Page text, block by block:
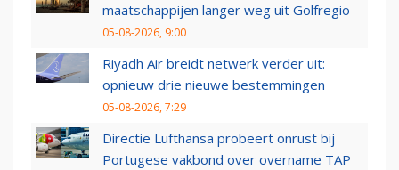
maatschappijen langer weg uit Golfregio
05-08-2026, 9:00
Riyadh Air breidt netwerk verder uit:
opnieuw drie nieuwe bestemmingen
05-08-2026, 7:29
Directie Lufthansa probeert onrust bij
Portugese vakbond over overname TAP